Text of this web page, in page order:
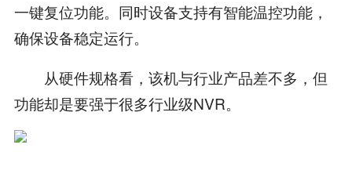
一键复位功能。同时设备支持有智能温控功能，
确保设备稳定运行。
从硬件规格看，该机与行业产品差不多，但
功能却是要强于很多行业级NVR。